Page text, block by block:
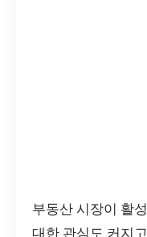
부동산 시장이 활
대한 관심도 커지